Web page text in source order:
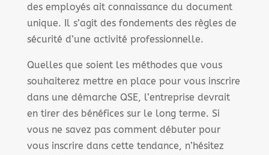
des employés ait connaissance du document
unique. Il s’agit des fondements des règles de
sécurité d’une activité professionnelle.
Quelles que soient les méthodes que vous
souhaiterez mettre en place pour vous inscrire
dans une démarche QSE, l’entreprise devrait
en tirer des bénéfices sur le long terme. Si
vous ne savez pas comment débuter pour
vous inscrire dans cette tendance, n’hésitez